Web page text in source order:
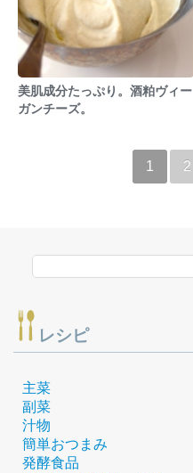
美肌成分たっぷり。酒粕ヴィー
ガンチーズ。
1 2
レシピ
主菜
副菜
汁物
簡単おつまみ
発酵食品